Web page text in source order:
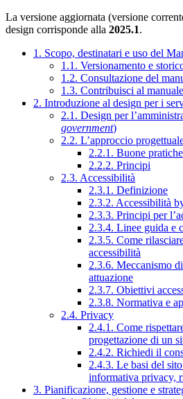
La versione aggiornata (versione
design corrisponde alla 2025.1.
1. Scopo, destinatari e uso del
1.1. Versionamento e
1.2. Consultazione del
1.3. Contribuisci al manuale
2. Introduzione al design per i
2.1. Design per
government)
2.2. L’approccio
2.2.1. Buone pratiche
2.2.2. Principi
2.3. Accessibilità
2.3.1. Definizione
2.3.2. Accessibilità
2.3.3. Principi per
2.3.4. Linee guida e
2.3.5. Come
accessibilità
2.3.6. Meccanismo
attuazione
2.3.7. Obiettivi
2.3.8. Normativa e
2.4. Privacy
2.4.1. Come
progettazione di un
2.4.2. Richiedi il
2.4.3. Le basi del
informativa privacy,
3. Pianificazione, gestione e